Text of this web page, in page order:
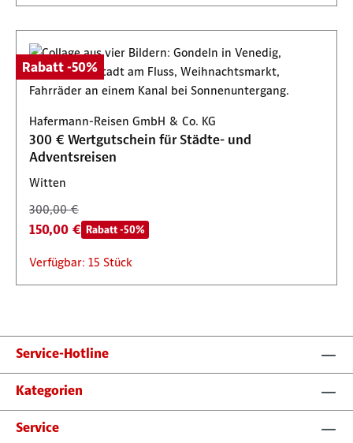
Rabatt -50%
Hafermann-Reisen GmbH & Co. KG
300 € Wertgutschein für Städte- und
Adventsreisen
Witten
300,00 €
150,00 € Rabatt -50%
Verfügbar: 15 Stück
Service-Hotline
Kategorien
Service